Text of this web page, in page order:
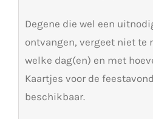
Degene die wel een
ontvangen, vergeet niet te
welke dag(en) en met
Kaartjes voor de
beschikbaar.